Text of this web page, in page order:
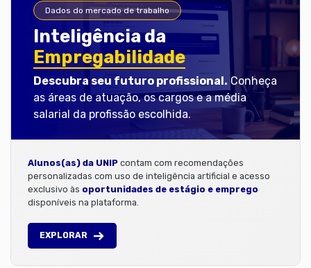
Dados do mercado de trabalho
Inteligência da
Empregabilidade
Descubra seu futuro profissional. Conheça
as áreas de atuação, os cargos e a média
salarial da profissão escolhida.
Alunos(as) da UNIP contam com recomendações
personalizadas com uso de inteligência artificial e acesso
exclusivo às oportunidades de estágio e emprego
disponíveis na plataforma.
EXPLORAR